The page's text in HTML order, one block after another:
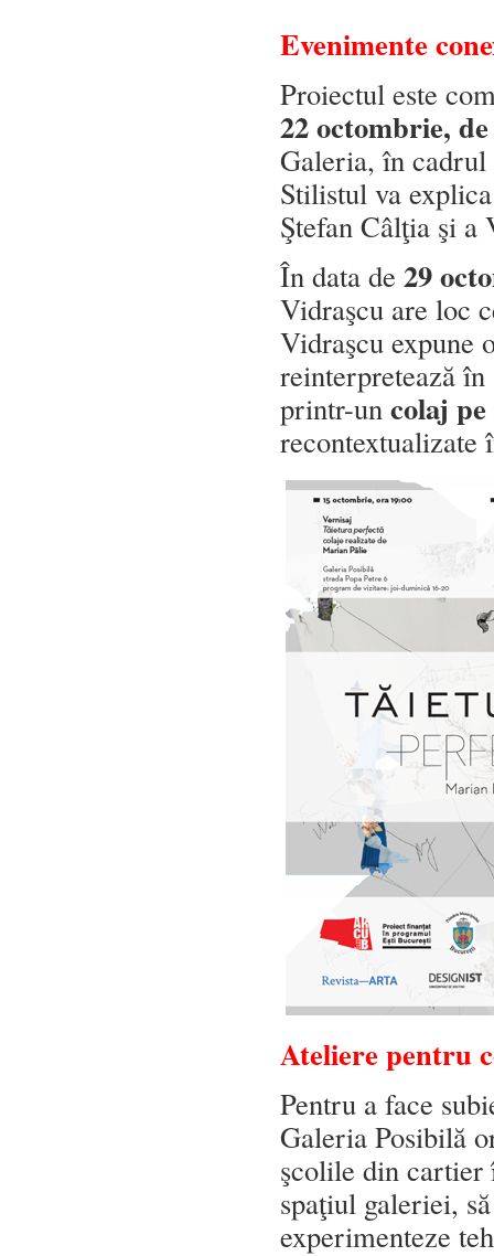
Evenimente
Proiectul este
22 octombrie,
Galeria, în
Stilistul va
Ştefan Câlţia şi a
În data de 29
Vidraşcu are loc
Vidraşcu expune
reinterpretează
printr-un colaj
recontextualizate
Ateliere pentru
Pentru a face
Galeria Posibilă
şcolile din cartier
spaţiul galeriei,
experimenteze